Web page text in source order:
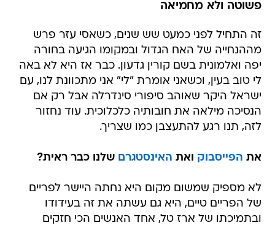
פשוטה ולא מחמיאה
זה התחיל לפני כמעט שש שנים, כשאסי עזר פרש
מההנחייה של האח הגדול ובמקומו הגיעה בחורה
יפה ואלמונית בשם קורין גדעון. כבר אז היא לא באה
לי טוב בעין, וכשאני אומרת "לי" אני מתכוונת לנו, עם
ישראל היקר שאוהב סיפורי סינדרלה אבל רק אם
הנסיכה מילאה את חובותיה כלכלוכית. עוד נחזור
לזה, תנו רגע להתעצבן כמו שצריך.
את הפייסבוק ואת האינסטגרם שלנו כבר ראית?
לא מספיק שמשום מקום היא נחתה היישר לפריים
של הפריים טיים, היא גם עשתה את זה בעידודו
ובתמיכתו של ארז טל, אחד האנשים הכי חזקים